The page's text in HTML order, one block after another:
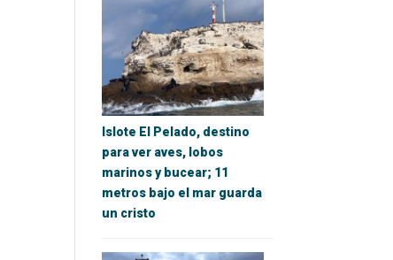
Islote El Pelado, destino
para ver aves, lobos
marinos y bucear; 11
metros bajo el mar guarda
un cristo